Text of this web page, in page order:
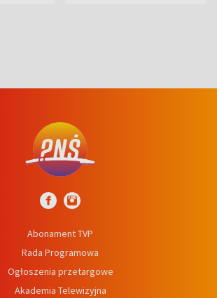
Abonament TVP
Rada Programowa
Ogłoszenia przetargowe
Akademia Telewizyjna